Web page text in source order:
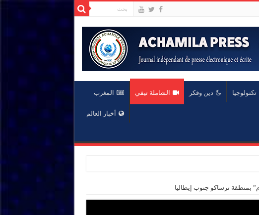
تكنولوجيا دين وفكر الشاملة تيفي المغرب
أخبار العالم
بمنطقة ترساكو جنوب إيطاليا